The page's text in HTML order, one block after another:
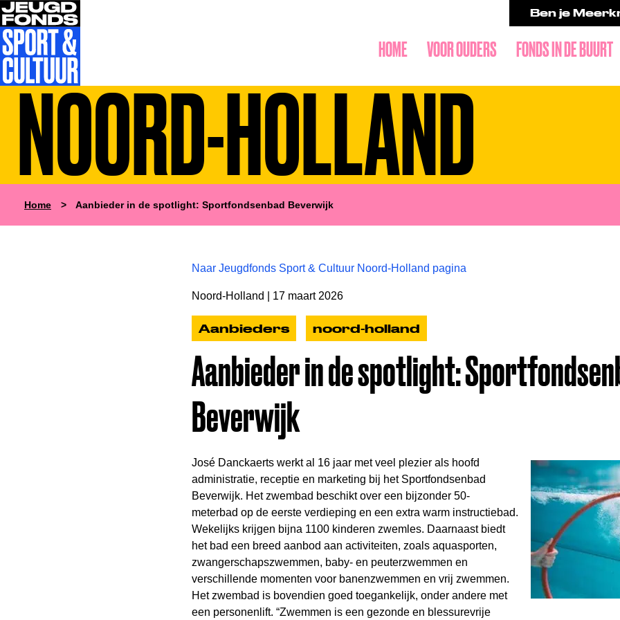
Ben je
HOME VOOR OUDERS FONDS IN DE BUURT
NOORD-HOLLAND
Home > Aanbieder in de spotlight: Sportfondsenbad Beverwijk
Naar Jeugdfonds Sport & Cultuur Noord-Holland pagina
Noord-Holland | 17 maart 2026
Aanbieders noord-holland
Aanbieder in de spotlight:
Beverwijk
José Danckaerts werkt al 16 jaar met veel plezier als hoofd
administratie, receptie en marketing bij het Sportfondsenbad
Beverwijk. Het zwembad beschikt over een bijzonder 50-
meterbad op de eerste verdieping en een extra warm instructiebad.
Wekelijks krijgen bijna 1100 kinderen zwemles. Daarnaast biedt
het bad een breed aanbod aan activiteiten, zoals aquasporten,
zwangerschapszwemmen, baby- en peuterzwemmen en
verschillende momenten voor banenzwemmen en vrij zwemmen.
Het zwembad is bovendien goed toegankelijk, onder andere met
een personenlift. “Zwemmen is een gezonde en blessurevrije